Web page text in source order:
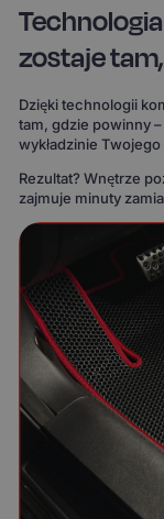
zostaje
Dzięki technologii
tam, gdzie powinny
wykładzinie Twojego
Rezultat? Wnętrze
zajmuje minuty